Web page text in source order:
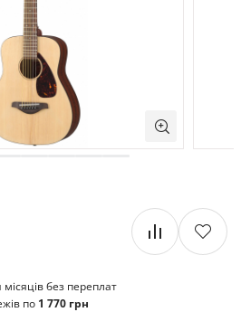
без переплат
по 1 770 грн